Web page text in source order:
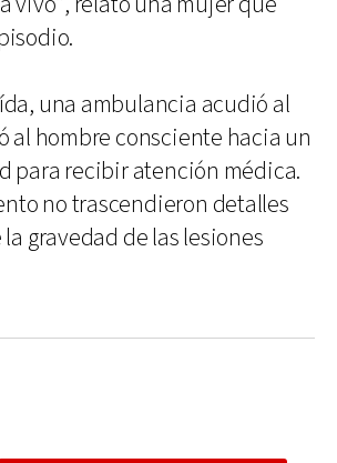
una ambulancia acudió al
al hombre consciente hacia un
para recibir atención médica.
no trascendieron detalles
gravedad de las lesiones